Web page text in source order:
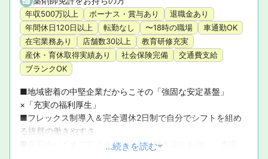
年収500万以上 ボーナス・賞与あり
退職金あり
年間休日120日以上
転勤なし 〜18時の職場
車通勤OK
在宅業務あり
店舗数30以上
教育研修充実
産休・育休取得実績あり
社会保険完備
交通費支給
ブランクOK
■地域密着の中堅企業だからこその「強固な安定基盤」
×「充実の福利厚生」
■フレックス制導入＆完全週休2日制で自分でシフトを組め
る抜群の働きやすさ
■在宅のパイオニア！今後の調剤報酬改定にも強い「市場価
値の高いキャリア」
...続きを読む